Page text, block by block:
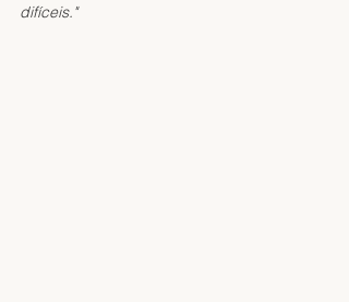
difíceis."